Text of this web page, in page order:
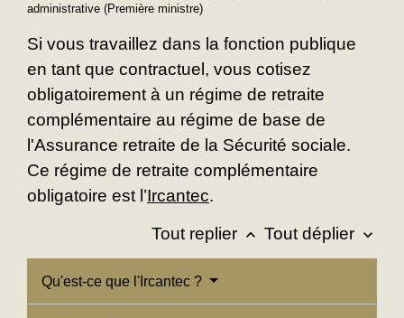
administrative (Première ministre)
Si vous travaillez dans la fonction publique
en tant que contractuel, vous cotisez
obligatoirement à un régime de retraite
complémentaire au régime de base de
l'Assurance retraite de la Sécurité sociale.
Ce régime de retraite complémentaire
obligatoire est l’Ircantec.
Tout replier keyboard_arrow_up Tout déplier keyboard_arrow_down
Qu'est-ce que l'Ircantec ?